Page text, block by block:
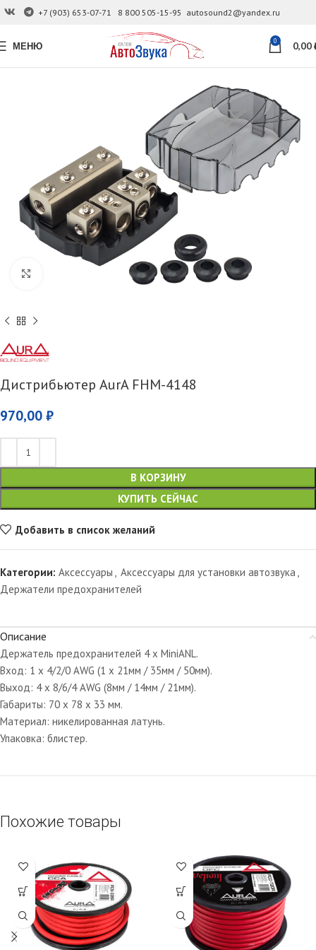
+7 (903) 653-07-71 8 800 505-15-95 autosound2@yandex.ru
МЕНЮ 0 0,00
Дистрибьютер AurA FHM-4148
970,00 ₽
В КОРЗИНУ
КУПИТЬ СЕЙЧАС
Добавить в список желаний
Категории: Аксессуары , Аксессуары для установки автозвука ,
Держатели предохранителей
Описание
Держатель предохранителей 4 x MiniANL.
Вход: 1 x 4/2/0 AWG (1 х 21мм / 35мм / 50мм).
Выход: 4 x 8/6/4 AWG (8мм / 14мм / 21мм).
Габариты: 70 х 78 х 33 мм.
Материал: никелированная латунь.
Упаковка: блистер.
Похожие товары